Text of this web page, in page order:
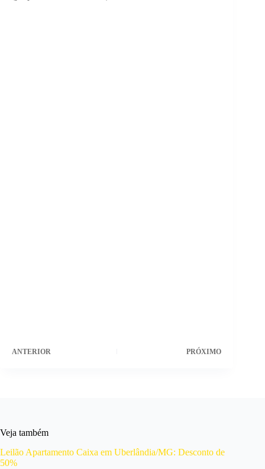
ANTERIOR PRÓXIMO
Veja também
Leilão Apartamento Caixa em Uberlândia/MG: Desconto de
50%